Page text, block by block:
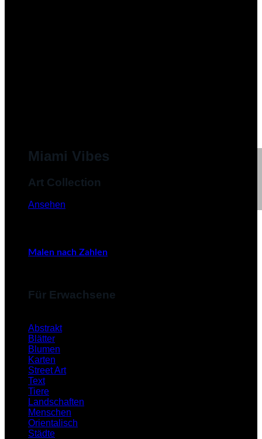
Miami Vibes
Art Collection
Ansehen
Malen nach Zahlen
Für Erwachsene
Abstrakt
Blätter
Blumen
Karten
Street Art
Text
Tiere
Landschaften
Menschen
Orientalisch
Städte